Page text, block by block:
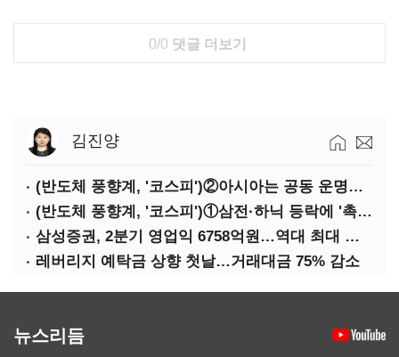
0/0 댓글 더보기
김진양
(반도체 풍향계, '코스피')②아시아는 공동 운명체?…일본·대만도 '동반 출렁'
(반도체 풍향계, '코스피')①삼전·하닉 등락에 '촉각'…코스피·나스닥 '한 몸'
삼성증권, 2분기 영업익 6758억원…역대 최대 경신
레버리지 예탁금 상향 첫날…거래대금 75% 감소
뉴스리듬